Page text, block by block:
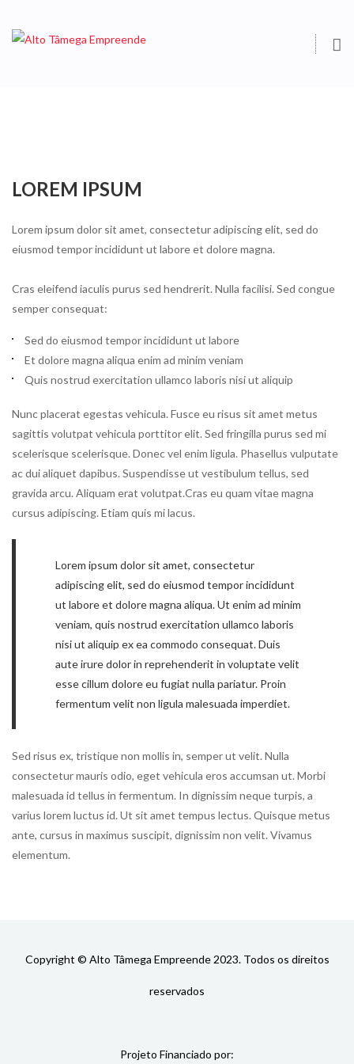
LOREM IPSUM
Lorem ipsum dolor sit amet, consectetur adipiscing elit, sed do
eiusmod tempor incididunt ut labore et dolore magna.
Cras eleifend iaculis purus sed hendrerit. Nulla facilisi. Sed congue
semper consequat:
Sed do eiusmod tempor incididunt ut labore
Et dolore magna aliqua enim ad minim veniam
Quis nostrud exercitation ullamco laboris nisi ut aliquip
Nunc placerat egestas vehicula. Fusce eu risus sit amet metus
sagittis volutpat vehicula porttitor elit. Sed fringilla purus sed mi
scelerisque scelerisque. Donec vel enim ligula. Phasellus vulputate
ac dui aliquet dapibus. Suspendisse ut vestibulum tellus, sed
gravida arcu. Aliquam erat volutpat.Cras eu quam vitae magna
cursus adipiscing. Etiam quis mi lacus.
Lorem ipsum dolor sit amet, consectetur
adipiscing elit, sed do eiusmod tempor incididunt
ut labore et dolore magna aliqua. Ut enim ad minim
veniam, quis nostrud exercitation ullamco laboris
nisi ut aliquip ex ea commodo consequat. Duis
aute irure dolor in reprehenderit in voluptate velit
esse cillum dolore eu fugiat nulla pariatur. Proin
fermentum velit non ligula malesuada imperdiet.
Sed risus ex, tristique non mollis in, semper ut velit. Nulla
consectetur mauris odio, eget vehicula eros accumsan ut. Morbi
malesuada id tellus in fermentum. In dignissim neque turpis, a
varius lorem luctus id. Ut sit amet tempus lectus. Quisque metus
ante, cursus in maximus suscipit, dignissim non velit. Vivamus
elementum.
Copyright © Alto Tâmega Empreende 2023. Todos os direitos
reservados
Projeto Financiado por: